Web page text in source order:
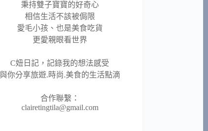
秉持雙子寶寶的好奇心
相信生活不該被侷限
愛毛小孩、也是美食吃貨
更愛親眼看世界
C妞日記，記錄我的想法感受
與你分享旅遊.時尚.美食的生活點滴
合作聯繫：
clairetingtila@gmail.com